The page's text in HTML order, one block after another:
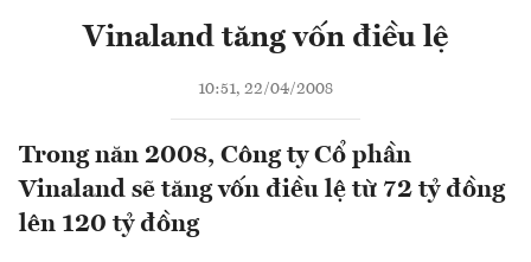
Vinaland tăng vốn điều lệ
10:51, 22/04/2008
Trong năn 2008, Công ty Cổ phần
Vinaland sẽ tăng vốn điều lệ từ 72 tỷ đồng
lên 120 tỷ đồng